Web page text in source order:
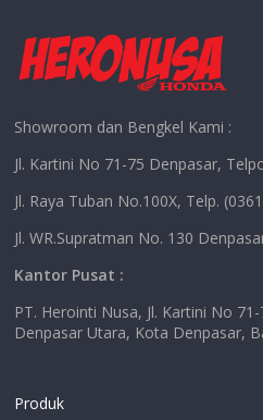
Showroom dan Bengkel Kami :
Jl. Kartini No 71-75 Denpasar,
Jl. Raya Tuban No.100X, Telp.
Jl. WR.Supratman No. 130
Kantor Pusat :
PT. Herointi Nusa, Jl. Kartini No
Denpasar Utara, Kota Denpasar,
Produk